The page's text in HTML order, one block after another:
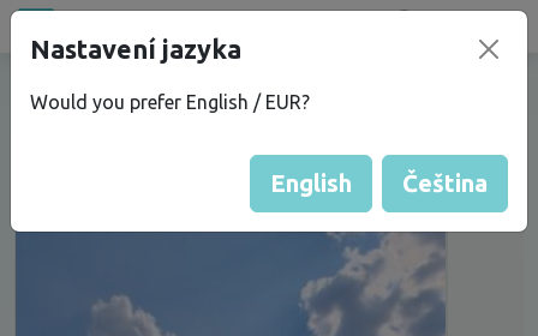
PRODEJ KARAVANU CARETTA
Nastavení jazyka
Would you prefer English / EUR?
English Čeština